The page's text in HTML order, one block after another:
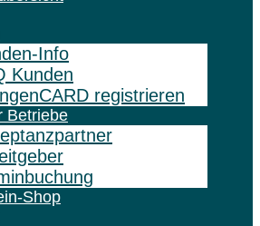
Info
Kunden
registrieren
Betriebe
Shop